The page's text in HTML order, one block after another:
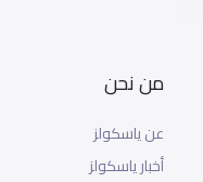
من نحن
عن ياسكولز
أخبار ياسكولز